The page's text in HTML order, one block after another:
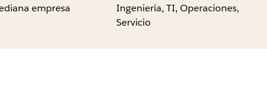
empresa
Ingeniería, TI, Operaciones,
Servicio